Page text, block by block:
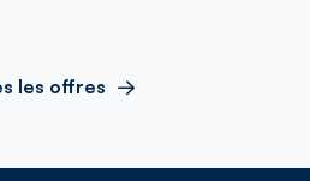
les offres